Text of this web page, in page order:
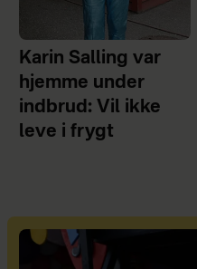
Karin Salling var
hjemme under
indbrud: Vil ikke
leve i frygt